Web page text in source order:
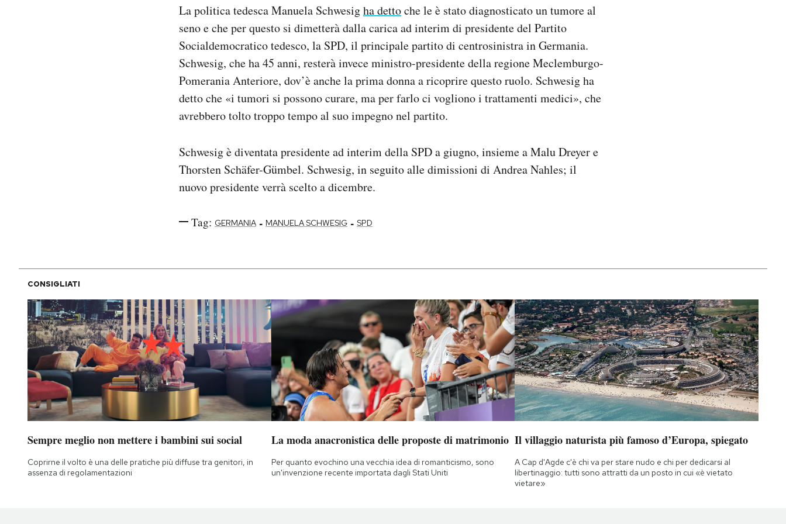
La politica tedesca Manuela Schwesigha dettoche le è stato diagnosticato un tumore al
seno e che per questo si dimetterà dalla carica ad interim di presidente del Partito
Socialdemocratico tedesco, la SPD, il principale partito di centrosinistra in Germania.
Schwesig, che ha 45 anni, resterà invece ministro-presidente della regione Meclemburgo-
Pomerania Anteriore, dov’è anche la prima donna a ricoprire questo ruolo. Schwesig ha
detto che «i tumori si possono curare, ma per farlo ci vogliono i trattamenti medici», che
avrebbero tolto troppo tempo al suo impegno nel partito.
Schwesig è diventata presidente ad interim della SPD a giugno, insieme a Malu Dreyer e
Thorsten Schäfer-Gümbel. Schwesig, in seguito alle dimissioni di Andrea Nahles; il
nuovo presidente verrà scelto a dicembre.
Tag: GERMANIA - MANUELA SCHWESIG - SPD
CONSIGLIATI
Sempre meglio non mettere i bambini sui social
Coprirne il volto è una delle pratiche più diffuse tra genitori, in
assenza di regolamentazioni
La moda anacronistica delle proposte di matrimonio
Per quanto evochino una vecchia idea di romanticismo, sono
un'invenzione recente importata dagli Stati Uniti
Il villaggio naturista più famoso d’Europa, spiegato
A Cap d'Agde c'è chi va per stare nudo e chi per dedicarsi al
libertinaggio: tutti sono attratti da un posto in cui «è vietato
vietare»